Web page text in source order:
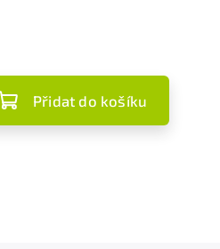
Přidat do košíku